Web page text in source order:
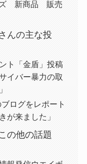
ズ 新商品 販売
んの主な投
ト「金盾」投稿
イバー暴力の取
ログをレポート
が来ました」
の他の話題